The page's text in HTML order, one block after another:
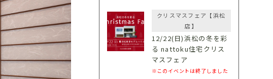
クリスマスフェア【浜松
店】
12/22(日)浜松の冬を彩
る nattoku住宅クリス
マスフェア
※このイベントは終了しました